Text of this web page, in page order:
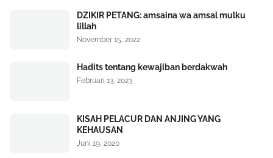
DZIKIR PETANG: amsaina wa amsal mulku
lillah
November 15, 2022
Hadits tentang kewajiban berdakwah
Februari 13, 2023
KISAH PELACUR DAN ANJING YANG
KEHAUSAN
Juni 19, 2020